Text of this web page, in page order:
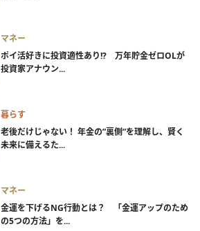
マネー
ポイ活好きに投資適性あり!? 万年貯金ゼロOLが
投資家アナウン...
暮らす
老後だけじゃない！ 年金の”裏側”を理解し、賢く
未来に備えるた...
マネー
金運を下げるNG行動とは？ 「金運アップのため
の5つの方法」を...